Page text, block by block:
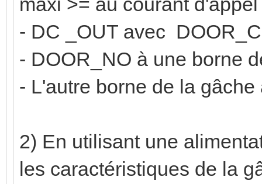
- DC _OUT avec
- DOOR_NO à une borne
- L'autre borne de la gâche
2) En utilisant une
les caractéristiques de la